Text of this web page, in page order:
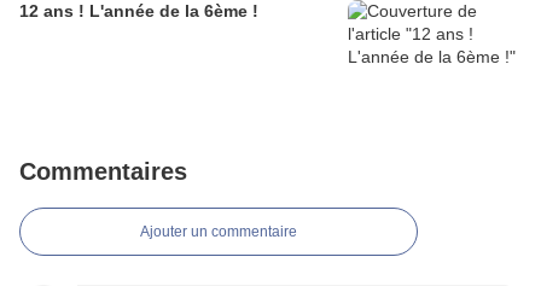
12 ans ! L'année de la 6ème !
Commentaires
Ajouter un commentaire